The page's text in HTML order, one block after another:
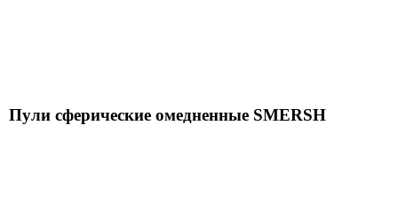
Пули сферические омедненные SMERSH